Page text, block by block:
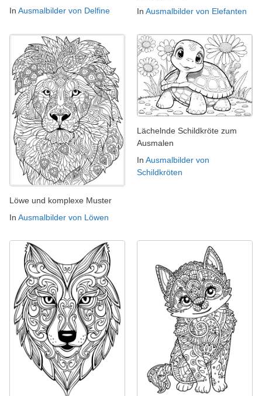
In Ausmalbilder von Delfine
In Ausmalbilder von Elefanten
Löwe und komplexe Muster
In Ausmalbilder von Löwen
Lächelnde Schildkröte zum
Ausmalen
In Ausmalbilder von
Schildkröten